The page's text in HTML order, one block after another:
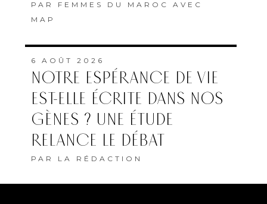
PAR FEMMES DU MAROC AVEC
MAP
6 AOÛT 2026
NOTRE ESPÉRANCE DE VIE
EST-ELLE ÉCRITE DANS NOS
GÈNES ? UNE ÉTUDE
RELANCE LE DÉBAT
PAR LA RÉDACTION